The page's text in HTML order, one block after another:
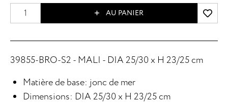
AU PANIER
39855-BRO-S2 - MALI - DIA 25/30 x H 23/25 cm
Matière de base: jonc de mer
Dimensions: DIA 25/30 x H 23/25 cm